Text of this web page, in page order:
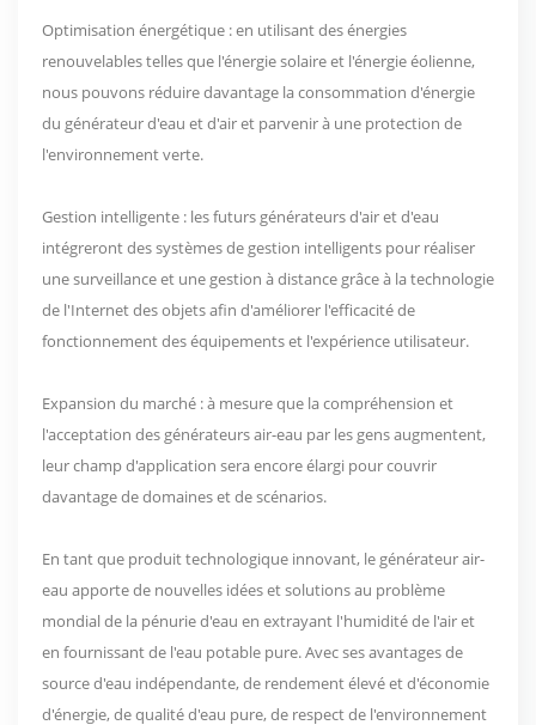
Optimisation énergétique : en utilisant des énergies
renouvelables telles que l'énergie solaire et l'énergie éolienne,
nous pouvons réduire davantage la consommation d'énergie
du générateur d'eau et d'air et parvenir à une protection de
l'environnement verte.
Gestion intelligente : les futurs générateurs d'air et d'eau
intégreront des systèmes de gestion intelligents pour réaliser
une surveillance et une gestion à distance grâce à la technologie
de l'Internet des objets afin d'améliorer l'efficacité de
fonctionnement des équipements et l'expérience utilisateur.
Expansion du marché : à mesure que la compréhension et
l'acceptation des générateurs air-eau par les gens augmentent,
leur champ d'application sera encore élargi pour couvrir
davantage de domaines et de scénarios.
En tant que produit technologique innovant, le générateur air-
eau apporte de nouvelles idées et solutions au problème
mondial de la pénurie d'eau en extrayant l'humidité de l'air et
en fournissant de l'eau potable pure. Avec ses avantages de
source d'eau indépendante, de rendement élevé et d'économie
d'énergie, de qualité d'eau pure, de respect de l'environnement